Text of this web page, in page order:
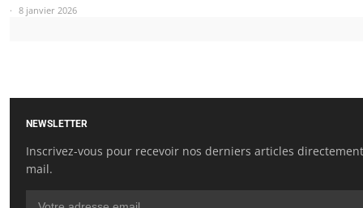
8 janvier 2026
NEWSLETTER
Inscrivez-vous pour recevoir nos derniers articles
mail.